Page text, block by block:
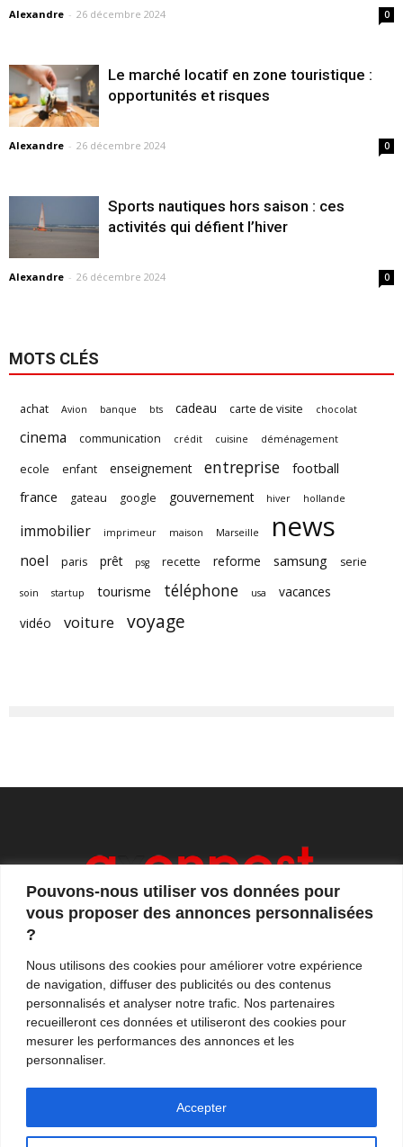
Pouvons-nous utiliser vos données pour
vous proposer des annonces personnalisées
?
Nous utilisons des cookies pour améliorer votre expérience
de navigation, diffuser des publicités ou des contenus
personnalisés et analyser notre trafic. Nos partenaires
recueilleront ces données et utiliseront des cookies pour
mesurer les performances des annonces et les
personnaliser.
Accepter
Alexandre - 26 décembre 2024 0
Le marché locatif en zone touristique :
opportunités et risques
Alexandre - 26 décembre 2024 0
Sports nautiques hors saison : ces
activités qui défient l’hiver
Alexandre - 26 décembre 2024 0
MOTS CLÉS
achat Avion banque bts cadeau carte de visite chocolat
cinema communication crédit cuisine déménagement
ecole enfant enseignement entreprise
football
france
gateau google gouvernement hiver hollande
immobilier imprimeur maison Marseille news
noel paris prêt psg recette reforme samsung serie
soin startup tourisme téléphone usa
vacances
vidéo
voiture voyage
et de tendances. Notre équipe de journalistes vous
propose quotidiennement de suivre l'actualité en
France et à l'international.
Contactez-nous:contact@axonpost.com